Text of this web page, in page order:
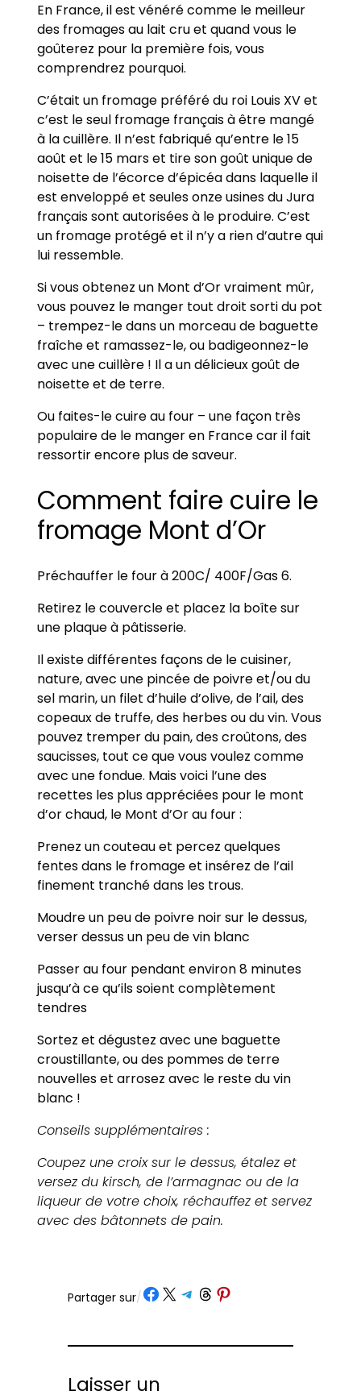
En France, il est vénéré comme le meilleur
des fromages au lait cru et quand vous le
goûterez pour la première fois, vous
comprendrez pourquoi.
C’était un fromage préféré du roi Louis XV et
c’est le seul fromage français à être mangé
à la cuillère. Il n’est fabriqué qu’entre le 15
août et le 15 mars et tire son goût unique de
noisette de l’écorce d’épicéa dans laquelle il
est enveloppé et seules onze usines du Jura
français sont autorisées à le produire. C’est
un fromage protégé et il n’y a rien d’autre qui
lui ressemble.
Si vous obtenez un Mont d’Or vraiment mûr,
vous pouvez le manger tout droit sorti du pot
– trempez-le dans un morceau de baguette
fraîche et ramassez-le, ou badigeonnez-le
avec une cuillère ! Il a un délicieux goût de
noisette et de terre.
Ou faites-le cuire au four – une façon très
populaire de le manger en France car il fait
ressortir encore plus de saveur.
Comment faire cuire le
fromage Mont d’Or
Préchauffer le four à 200C/ 400F/Gas 6.
Retirez le couvercle et placez la boîte sur
une plaque à pâtisserie.
Il existe différentes façons de le cuisiner,
nature, avec une pincée de poivre et/ou du
sel marin, un filet d’huile d’olive, de l’ail, des
copeaux de truffe, des herbes ou du vin. Vous
pouvez tremper du pain, des croûtons, des
saucisses, tout ce que vous voulez comme
avec une fondue. Mais voici l’une des
recettes les plus appréciées pour le mont
d’or chaud, le Mont d’Or au four :
Prenez un couteau et percez quelques
fentes dans le fromage et insérez de l’ail
finement tranché dans les trous.
Moudre un peu de poivre noir sur le dessus,
verser dessus un peu de vin blanc
Passer au four pendant environ 8 minutes
jusqu’à ce qu’ils soient complètement
tendres
Sortez et dégustez avec une baguette
croustillante, ou des pommes de terre
nouvelles et arrosez avec le reste du vin
blanc !
Conseils supplémentaires :
Coupez une croix sur le dessus, étalez et
versez du kirsch, de l’armagnac ou de la
liqueur de votre choix, réchauffez et servez
avec des bâtonnets de pain.
Partager sur/ Partager sur Facebook
Partager sur X Partager sur Telegram
Partager sur Threads
Partager sur Pinterest
Laisser un